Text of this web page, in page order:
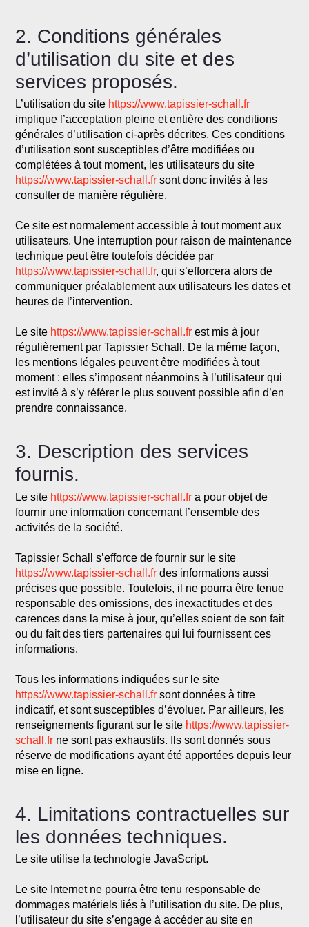
2. Conditions générales
d’utilisation du site et des
services proposés.
L’utilisation du site https://www.tapissier-schall.fr
implique l’acceptation pleine et entière des conditions
générales d’utilisation ci-après décrites. Ces conditions
d’utilisation sont susceptibles d’être modifiées ou
complétées à tout moment, les utilisateurs du site
https://www.tapissier-schall.fr sont donc invités à les
consulter de manière régulière.
Ce site est normalement accessible à tout moment aux
utilisateurs. Une interruption pour raison de maintenance
technique peut être toutefois décidée par
https://www.tapissier-schall.fr, qui s’efforcera alors de
communiquer préalablement aux utilisateurs les dates et
heures de l’intervention.
Le site https://www.tapissier-schall.fr est mis à jour
régulièrement par Tapissier Schall. De la même façon,
les mentions légales peuvent être modifiées à tout
moment : elles s’imposent néanmoins à l’utilisateur qui
est invité à s’y référer le plus souvent possible afin d’en
prendre connaissance.
3. Description des services
fournis.
Le site https://www.tapissier-schall.fr a pour objet de
fournir une information concernant l’ensemble des
activités de la société.
Tapissier Schall s’efforce de fournir sur le site
https://www.tapissier-schall.fr des informations aussi
précises que possible. Toutefois, il ne pourra être tenue
responsable des omissions, des inexactitudes et des
carences dans la mise à jour, qu’elles soient de son fait
ou du fait des tiers partenaires qui lui fournissent ces
informations.
Tous les informations indiquées sur le site
https://www.tapissier-schall.fr sont données à titre
indicatif, et sont susceptibles d’évoluer. Par ailleurs, les
renseignements figurant sur le site https://www.tapissier-
schall.fr ne sont pas exhaustifs. Ils sont donnés sous
réserve de modifications ayant été apportées depuis leur
mise en ligne.
4. Limitations contractuelles sur
les données techniques.
Le site utilise la technologie JavaScript.
Le site Internet ne pourra être tenu responsable de
dommages matériels liés à l’utilisation du site. De plus,
l’utilisateur du site s’engage à accéder au site en